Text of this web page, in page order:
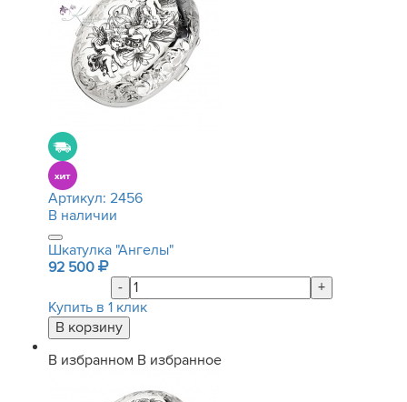
Артикул: 2456
В наличии
Шкатулка "Ангелы"
92 500
-
+
Купить в 1 клик
В избранном В избранное